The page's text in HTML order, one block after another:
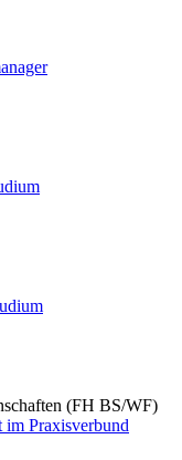
(FH BS/WF)
im Praxisverbund